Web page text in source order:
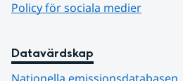
Policy för sociala medier
Datavärdskap